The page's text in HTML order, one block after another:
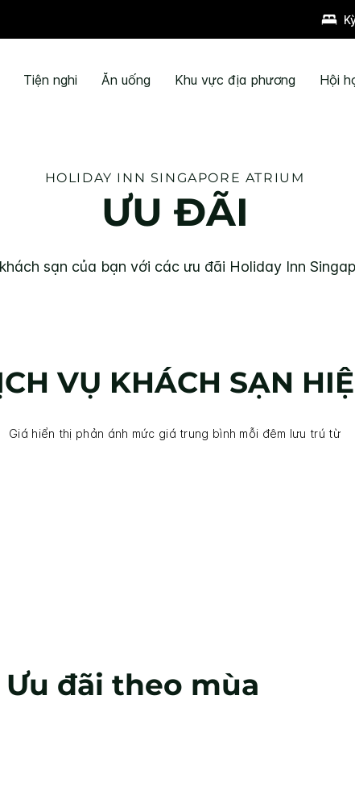
Tiện nghi Ăn uống Khu vực địa phương Hội
HOLIDAY INN SINGAPORE ATRIUM
ƯU ĐÃI
sạn của bạn với các ưu đãi Holiday Inn
VỤ KHÁCH SẠN
Giá hiển thị phản ánh mức giá trung bình mỗi đêm lưu trú từ
Ưu đãi theo mùa